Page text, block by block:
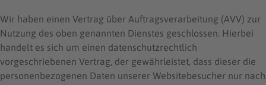
Wir haben einen Vertrag über Auftragsverarbeitung (AVV) zur
Nutzung des oben genannten Dienstes geschlossen. Hierbei
handelt es sich um einen datenschutzrechtlich
vorgeschriebenen Vertrag, der gewährleistet, dass dieser die
personenbezogenen Daten unserer Websitebesucher nur nach